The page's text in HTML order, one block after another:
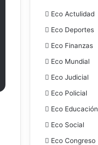
Eco Actulidad
Eco Deportes
Eco Finanzas
Eco Mundial
Eco Judicial
Eco Policial
Eco Educación
Eco Social
Eco Congreso